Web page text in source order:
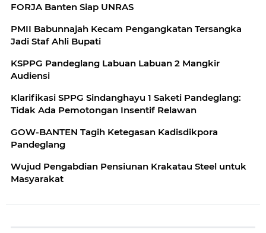
FORJA Banten Siap UNRAS
PMII Babunnajah Kecam Pengangkatan Tersangka
Jadi Staf Ahli Bupati
KSPPG Pandeglang Labuan Labuan 2 Mangkir
Audiensi
Klarifikasi SPPG Sindanghayu 1 Saketi Pandeglang:
Tidak Ada Pemotongan Insentif Relawan
GOW-BANTEN Tagih Ketegasan Kadisdikpora
Pandeglang
Wujud Pengabdian Pensiunan Krakatau Steel untuk
Masyarakat